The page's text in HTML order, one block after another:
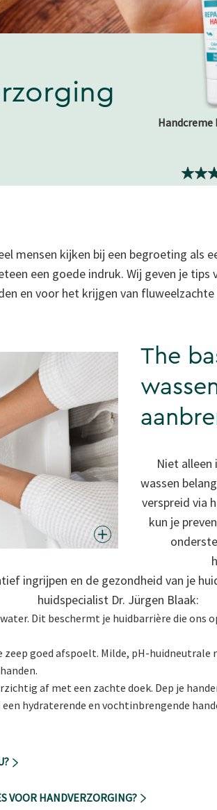
mensen kijken bij een begroeting als
een goede indruk. Wij geven je
en voor het krijgen van fluweelzachte
The
Niet alleen
wassen
verspreid via
kun je
ingrijpen en de gezondheid van je
huidspecialist Dr. Jürgen Blaak:
Dit beschermt je huidbarrière die ons
goed afspoelt. Milde, pH-
af met een zachte doek. Dep je
hydraterende en vochtinbrengende
VOOR HANDVERZORGING?